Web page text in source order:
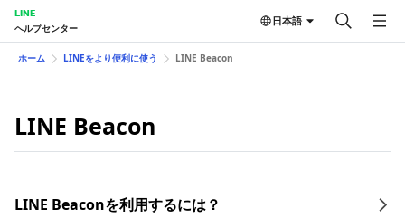
LINE
ヘルプセンター
日本語
ホーム LINEをより便利に使う LINE Beacon
LINE Beacon
LINE Beaconを利用するには？